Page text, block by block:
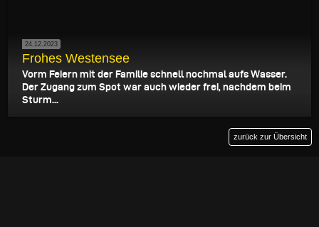
24.12.2023
Frohes Westensee
Vorm Feiern mit der Familie schnell nochmal aufs Wasser.
Der Zugang zum Spot war auch wieder frei, nachdem beim
Sturm...
zurück zur Übersicht